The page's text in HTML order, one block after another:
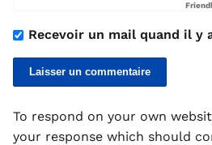
Recevoir un mail quand il y
To respond on your own
your response which should